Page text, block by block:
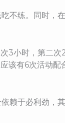
不练。同时，
3小时，第二
有6次活动配
赖于必利劲，